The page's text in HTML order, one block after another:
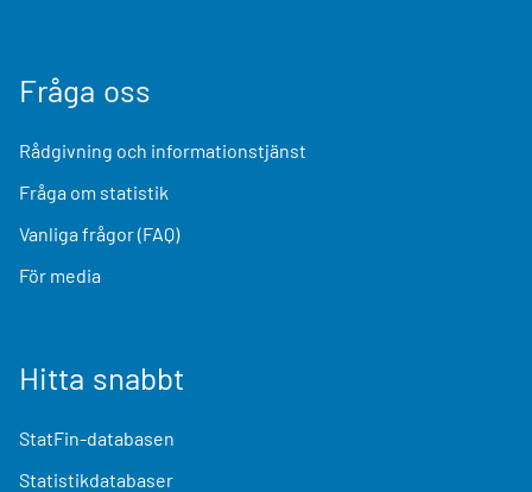
Fråga oss
Rådgivning och informationstjänst
Fråga om statistik
Vanliga frågor (FAQ)
För media
Hitta snabbt
StatFin-databasen
Statistikdatabaser